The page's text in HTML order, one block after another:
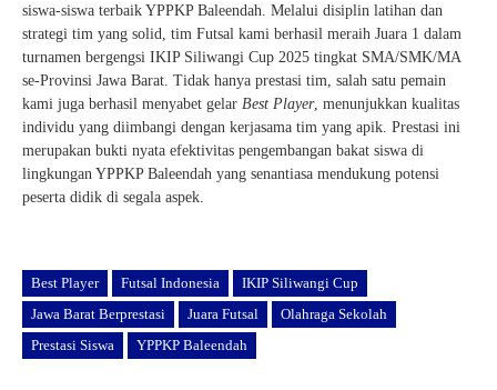
siswa-siswa terbaik YPPKP Baleendah. Melalui disiplin latihan dan
strategi tim yang solid, tim Futsal kami berhasil meraih Juara 1 dalam
turnamen bergengsi IKIP Siliwangi Cup 2025 tingkat SMA/SMK/MA
se-Provinsi Jawa Barat. Tidak hanya prestasi tim, salah satu pemain
kami juga berhasil menyabet gelar Best Player, menunjukkan kualitas
individu yang diimbangi dengan kerjasama tim yang apik. Prestasi ini
merupakan bukti nyata efektivitas pengembangan bakat siswa di
lingkungan YPPKP Baleendah yang senantiasa mendukung potensi
peserta didik di segala aspek.
Best Player Futsal Indonesia
IKIP Siliwangi Cup
Jawa Barat Berprestasi
Juara Futsal
Olahraga Sekolah
Prestasi Siswa
YPPKP Baleendah